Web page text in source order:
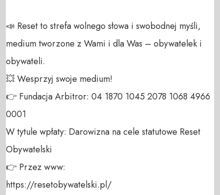
📣 Reset to strefa wolnego słowa i swobodnej myśli,
medium tworzone z Wami i dla Was – obywatelek i
obywateli.
💥 Wesprzyj swoje medium!
👉 Fundacja Arbitror: 04 1870 1045 2078 1068 4966
0001
W tytule wpłaty: Darowizna na cele statutowe Reset
Obywatelski
👉 Przez www:
https://resetobywatelski.pl/